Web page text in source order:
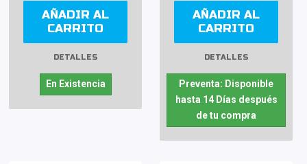
AÑADIR AL
CARRITO
DETALLES
En Existencia
AÑADIR AL
CARRITO
DETALLES
Preventa: Disponible
hasta 14 Días después
de tu compra